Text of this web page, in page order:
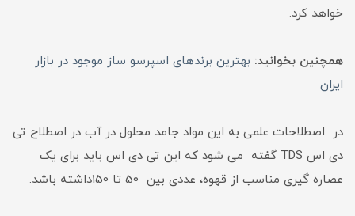
خواهد کرد.
همچنین بخوانید: بهترین برندهای اسپرسو ساز موجود در بازار
ایران
در اصطلاحات علمی به این مواد جامد محلول در آب در اصطلاح تی
دی اس TDS گفته می شود که این تی دی اس باید برای یک
عصاره گیری مناسب از قهوه، عددی بین 50 تا 150داشته باشد.